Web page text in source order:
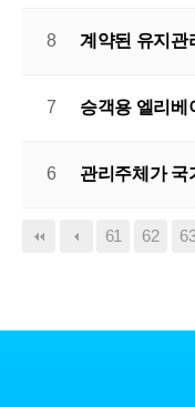
8 계약된 유지관
7 승객용 엘리베
6 관리주체가 국
61 62